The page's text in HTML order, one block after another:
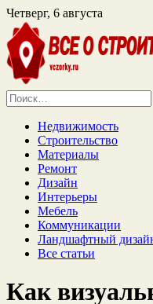
Четверг, 6 августа
Найти:
Недвижимость
Строительство
Материалы
Ремонт
Дизайн
Интерьеры
Мебель
Коммуникации
Ландшафтный
Все статьи
Как